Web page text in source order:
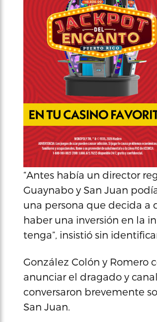
“Antes había un director
Guaynabo y San Juan
una persona que decida a
haber una inversión en la
tenga”, insistió sin
González Colón y Romero
anunciar el dragado y
conversaron brevemente
San Juan.